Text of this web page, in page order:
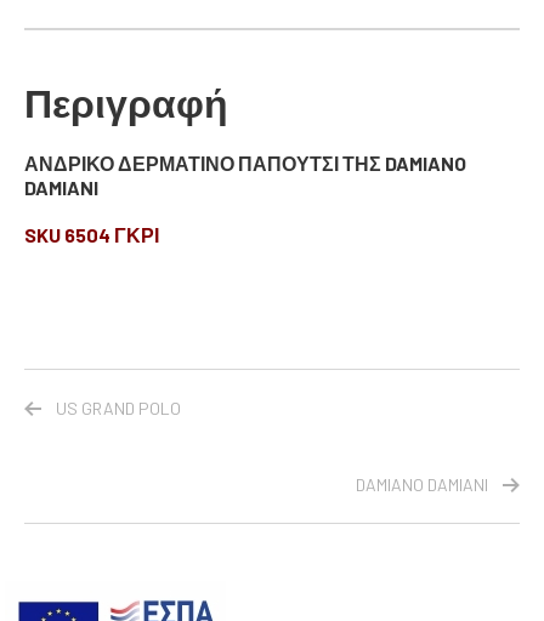
Περιγραφή
ΑΝΔΡΙΚΟ ΔΕΡΜΑΤΙΝΟ ΠΑΠΟΥΤΣΙ ΤΗΣ DAMIANO
DAMIANI
SKU 6504 ΓΚΡΙ
US GRAND POLO
DAMIANO DAMIANI